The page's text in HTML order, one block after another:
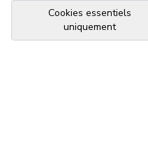
Cookies essentiels
uniquement